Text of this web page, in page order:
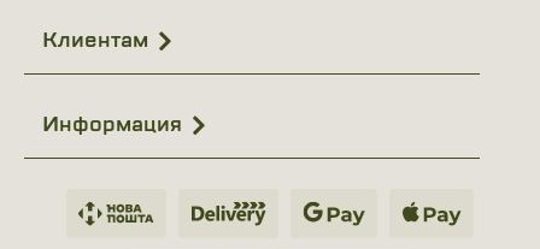
Клиентам
Информация